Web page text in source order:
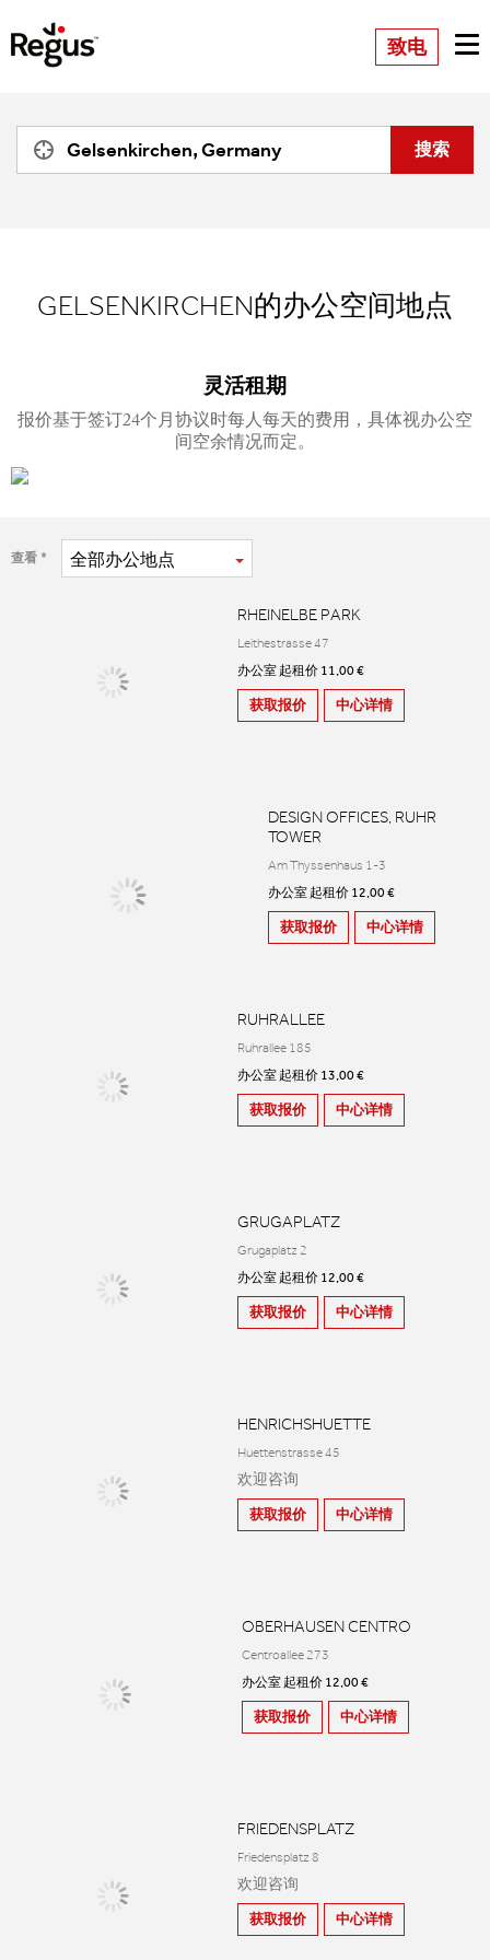
致电
GELSENKIRCHEN的办公空间地点
灵活租期
报价基于签订24个月协议时每人每天的费用，具体视办公空
间空余情况而定。
查看 全部办公地点
RHEINELBE PARK
Leithestrasse 47
办公室 起租价 11,00 €
获取报价 中心详情
DESIGN OFFICES, RUHR
TOWER
Am Thyssenhaus 1-3
办公室 起租价 12,00 €
获取报价 中心详情
RUHRALLEE
Ruhrallee 185
办公室 起租价 13,00 €
获取报价 中心详情
GRUGAPLATZ
Grugaplatz 2
办公室 起租价 12,00 €
获取报价 中心详情
HENRICHSHUETTE
Huettenstrasse 45
欢迎咨询
获取报价 中心详情
OBERHAUSEN CENTRO
Centroallee 273
办公室 起租价 12,00 €
获取报价 中心详情
FRIEDENSPLATZ
Friedensplatz 8
欢迎咨询
获取报价 中心详情